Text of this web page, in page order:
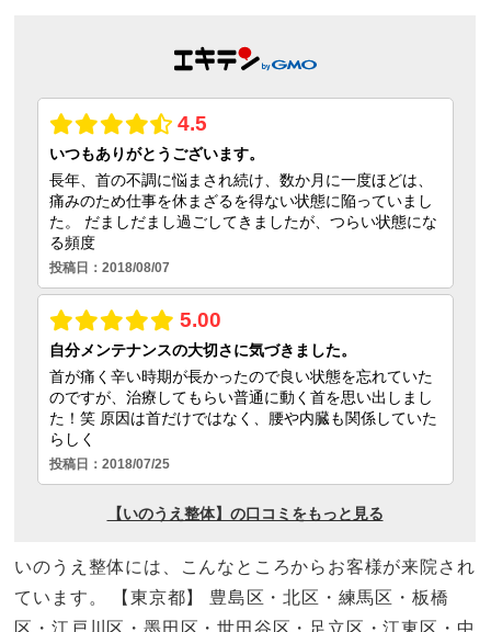
いのうえ整体には、こんなところからお客様が来院され
ています。 【東京都】 豊島区・北区・練馬区・板橋
区・江戸川区・墨田区・世田谷区・足立区・江東区・中